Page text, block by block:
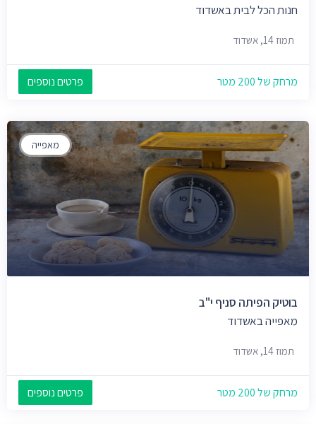
חנות הכל לבית באשדוד
תמוז 14, אשדוד
מרחק של 200 מטר פרטים נוספים
מאפייה
בוטיק הפיתה סניף י"ב
מאפייה באשדוד
תמוז 14, אשדוד
מרחק של 200 מטר פרטים נוספים